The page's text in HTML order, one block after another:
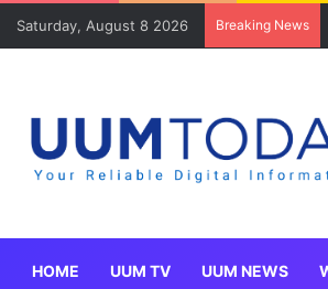
Saturday, August 8 2026 Breaking News
HOME UUM TV UUM NEWS